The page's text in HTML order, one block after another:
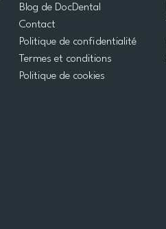
Blog de DocDental
Contact
Politique de confidentialité
Termes et conditions
Politique de cookies